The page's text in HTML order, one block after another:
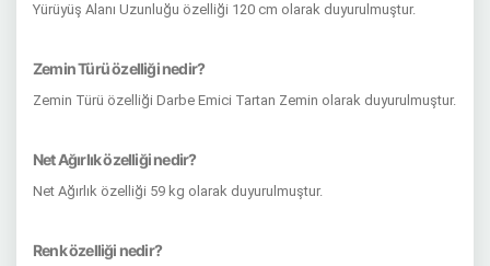
Yürüyüş Alanı Uzunluğu özelliği 120 cm olarak duyurulmuştur.
Zemin Türü özelliği nedir?
Zemin Türü özelliği Darbe Emici Tartan Zemin olarak duyurulmuştur.
Net Ağırlık özelliği nedir?
Net Ağırlık özelliği 59 kg olarak duyurulmuştur.
Renk özelliği nedir?